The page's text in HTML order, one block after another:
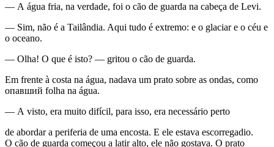
— A água fria, na verdade, foi o cão de guarda na cabeça de Levi.
— Sim, não é a Tailândia. Aqui tudo é extremo: e o glaciar e o céu e
o oceano.
— Olha! O que é isto? — gritou o cão de guarda.
Em frente à costa na água, nadava um prato sobre as ondas, como
опавший folha na água.
— A visto, era muito difícil, para isso, era necessário perto
de abordar a periferia de uma encosta. E ele estava escorregadio.
O cão de guarda começou a latir alto, ele não gostava. O prato